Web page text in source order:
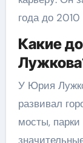
года до 2010
Какие
У Юрия
развивал
мосты,